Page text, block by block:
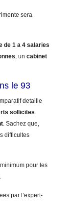
sera
de 1 a 4 salaries
, un cabinet
le 93
detaille
sollicites
. Sachez que,
difficultes
pour les
par l’expert-